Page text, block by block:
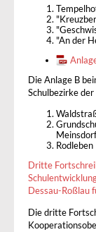
"An der
Die Anlage B
Schulbezirke
Meinsdorf
Rodleben
Dritte
Dessau-Roßlau
Die dritte